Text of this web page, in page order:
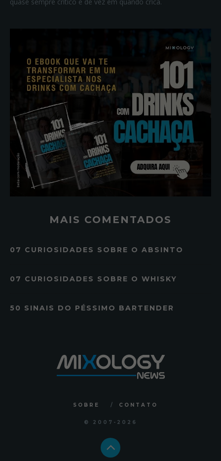
MAIS COMENTADOS
07 CURIOSIDADES SOBRE O ABSINTO
07 CURIOSIDADES SOBRE O WHISKY
50 SINAIS DO PÉSSIMO BARTENDER
SOBRE CONTATO
© 2007 -2026